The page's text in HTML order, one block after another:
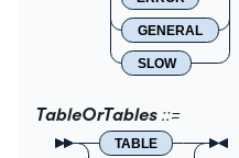
GENERAL
SLOW
TableOrTables
TABLE